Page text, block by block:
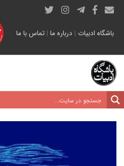
باشگاه ادبیات | درباره ما | تماس با ما